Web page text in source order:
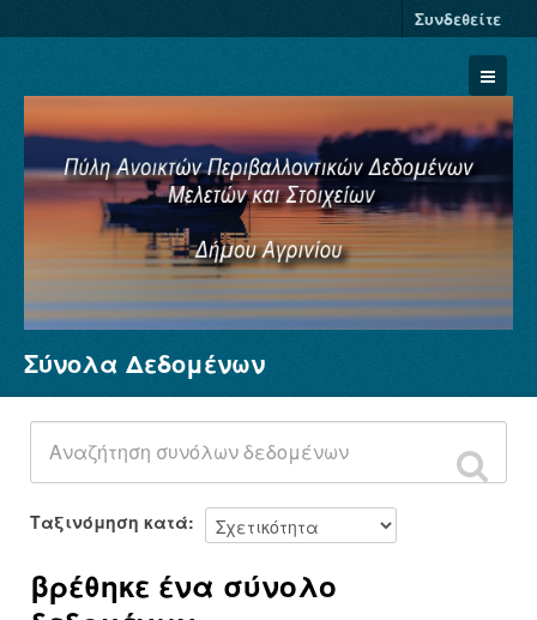
Συνδεθείτε
Σύνολα Δεδομένων
Φορείς
Ομάδες
Σχετικά
Σύνολα Δεδομένων
Ταξινόμηση κατά
βρέθηκε ένα σύνολο